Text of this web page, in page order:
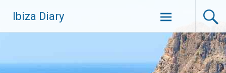
Inhalt
springen
Ibiza Diary